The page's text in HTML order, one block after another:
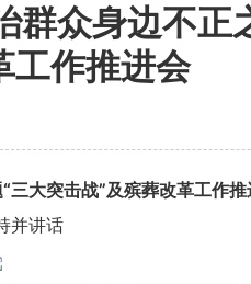
群众身边不正
工作推进会
大突击战”及殡葬改革工作
并讲话